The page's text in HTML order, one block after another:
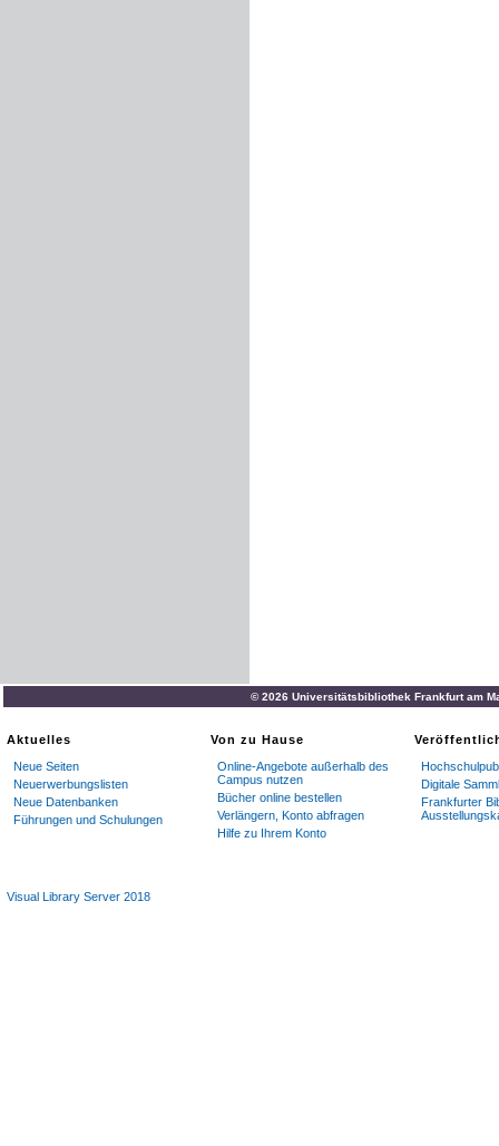
© 2026 Universitätsbibliothek Frankfurt am
Aktuelles
Neue Seiten
Neuerwerbungslisten
Neue Datenbanken
Führungen und Schulungen
Von zu Hause
Online-Angebote außerhalb des
Campus nutzen
Bücher online bestellen
Verlängern, Konto abfragen
Hilfe zu Ihrem Konto
Digitale
Frankfurter
Visual Library Server 2018